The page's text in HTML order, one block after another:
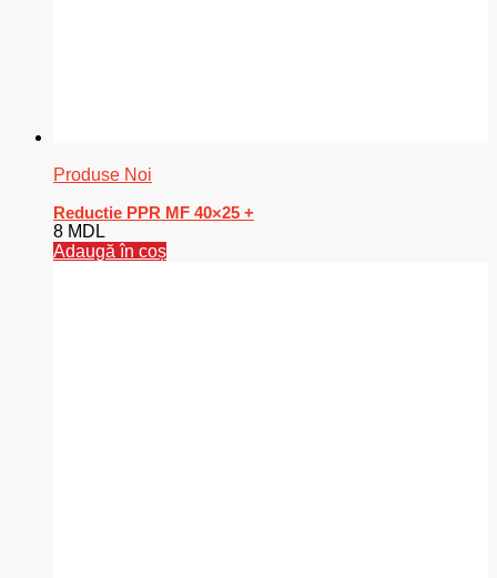
Produse Noi
Reductie PPR MF 40×25 +
8 MDL
Adaugă în coș